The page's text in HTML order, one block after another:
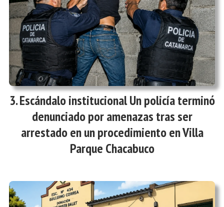
Escándalo institucional Un policía terminó
denunciado por amenazas tras ser
arrestado en un procedimiento en Villa
Parque Chacabuco